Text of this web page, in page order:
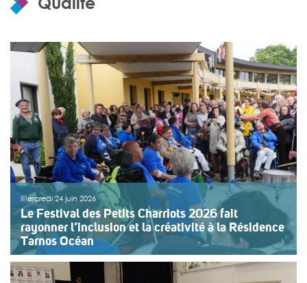
Mercredi 24 juin 2026
Le Festival des Petits Charriots 2026 fait
rayonner l’inclusion et la créativité à la Résidence
Tarnos Océan
Cette nouvelle édition, dont le thème était « Printemps
et végétaux », a été marquée par une forte mixité des